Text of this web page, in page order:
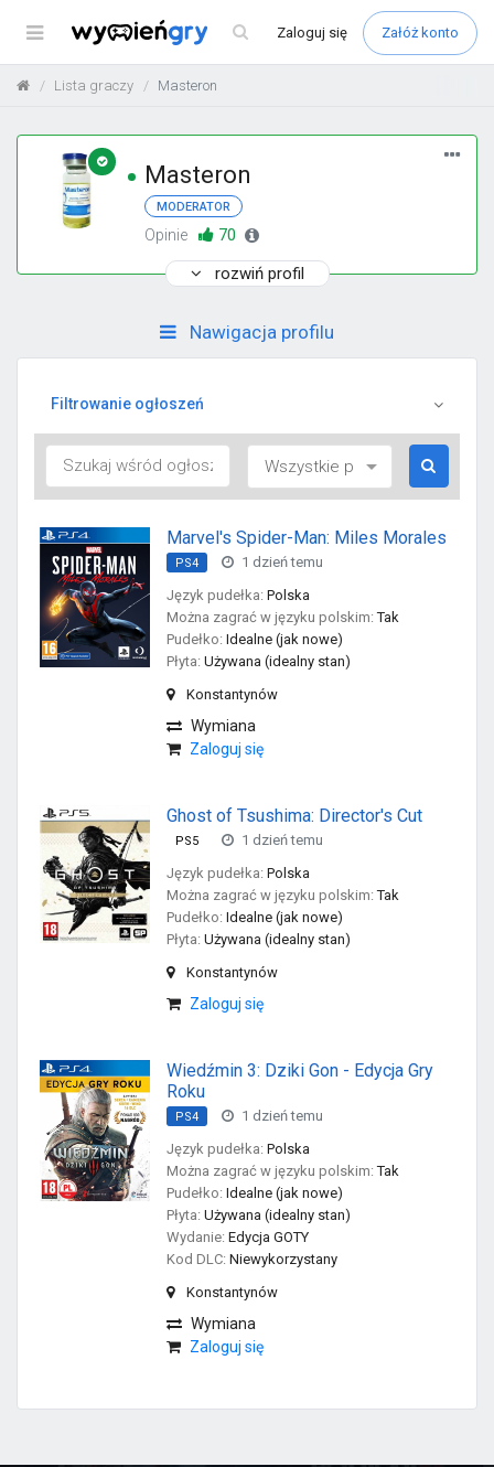
Menu Zaloguj się Załóż konto
Lista graczy Masteron
Masteron
MODERATOR
Opinie
70
rozwiń profil
Nawigacja profilu
Filtrowanie ogłoszeń
Marvel's Spider-Man: Miles Morales
PS4
1 dzień temu
Język pudełka: Polska
Można zagrać w języku polskim: Tak
Pudełko: Idealne (jak nowe)
Płyta: Używana (idealny stan)
Konstantynów
Wymiana
Zaloguj się
Ghost of Tsushima: Director's Cut
PS5
1 dzień temu
Język pudełka: Polska
Można zagrać w języku polskim: Tak
Pudełko: Idealne (jak nowe)
Płyta: Używana (idealny stan)
Konstantynów
Zaloguj się
Wiedźmin 3: Dziki Gon - Edycja Gry
Roku
PS4
1 dzień temu
Język pudełka: Polska
Można zagrać w języku polskim: Tak
Pudełko: Idealne (jak nowe)
Płyta: Używana (idealny stan)
Wydanie: Edycja GOTY
Kod DLC: Niewykorzystany
Konstantynów
Wymiana
Zaloguj się